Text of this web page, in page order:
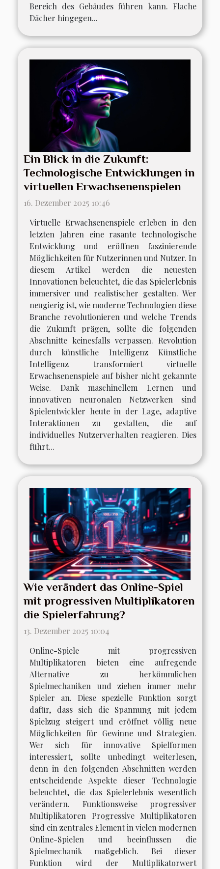
Bereich des Gebäudes führen kann. Flache
Dächer hingegen...
Ein Blick in die Zukunft:
Technologische Entwicklungen in
virtuellen Erwachsenenspielen
16. Dezember 2025 10:46
Virtuelle Erwachsenenspiele erleben in den
letzten Jahren eine rasante technologische
Entwicklung und eröffnen faszinierende
Möglichkeiten für Nutzerinnen und Nutzer. In
diesem Artikel werden die neuesten
Innovationen beleuchtet, die das Spielerlebnis
immersiver und realistischer gestalten. Wer
neugierig ist, wie moderne Technologien diese
Branche revolutionieren und welche Trends
die Zukunft prägen, sollte die folgenden
Abschnitte keinesfalls verpassen. Revolution
durch künstliche Intelligenz Künstliche
Intelligenz transformiert virtuelle
Erwachsenenspiele auf bisher nicht gekannte
Weise. Dank maschinellem Lernen und
innovativen neuronalen Netzwerken sind
Spielentwickler heute in der Lage, adaptive
Interaktionen zu gestalten, die auf
individuelles Nutzerverhalten reagieren. Dies
führt...
Wie verändert das Online-Spiel
mit progressiven Multiplikatoren
die Spielerfahrung?
13. Dezember 2025 10:04
Online-Spiele mit progressiven
Multiplikatoren bieten eine aufregende
Alternative zu herkömmlichen
Spielmechaniken und ziehen immer mehr
Spieler an. Diese spezielle Funktion sorgt
dafür, dass sich die Spannung mit jedem
Spielzug steigert und eröffnet völlig neue
Möglichkeiten für Gewinne und Strategien.
Wer sich für innovative Spielformen
interessiert, sollte unbedingt weiterlesen,
denn in den folgenden Abschnitten werden
entscheidende Aspekte dieser Technologie
beleuchtet, die das Spielerlebnis wesentlich
verändern. Funktionsweise progressiver
Multiplikatoren Progressive Multiplikatoren
sind ein zentrales Element in vielen modernen
Online-Spielen und beeinflussen die
Spielmechanik maßgeblich. Bei dieser
Funktion wird der Multiplikatorwert